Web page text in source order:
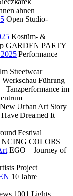
ahnen
Open Studio-
Kostüm- &
GARDEN PARTY
Performance
Streetwear
Werkschau Führung
Tanzperformance im
Urban Art Story
Dreamed It
Festival
COLORS
EGO – Journey of
Project
10 Jahre
1001 Lights